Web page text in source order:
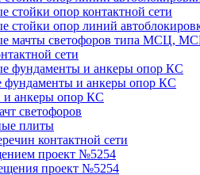
стойки опор контактной сети
стойки опор линий
мачты светофоров типа МСЦ,
сети
фундаменты и анкеры опор КС
фундаменты и анкеры опор КС
и анкеры опор КС
светофоров
плиты
контактной сети
проект №5254
проект №5254